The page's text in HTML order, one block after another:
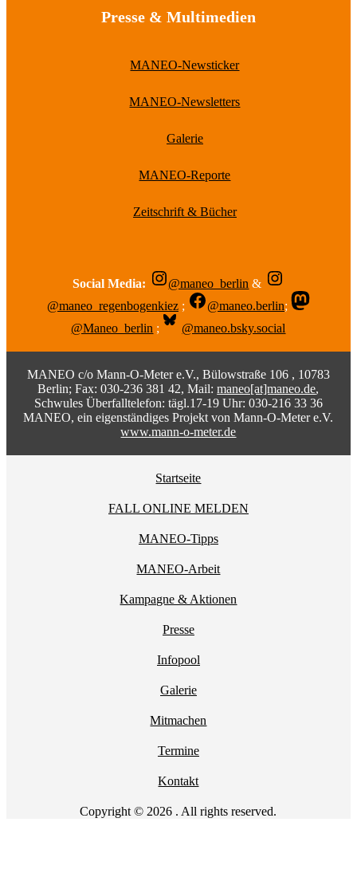
Presse & Multimedien
MANEO-Newsticker
MANEO-Newsletters
Galerie
MANEO-Reporte
Zeitschrift & Bücher
Social Media: @maneo_berlin &
@maneo_regenbogenkiez ; @maneo.berlin;
@Maneo_berlin ; @maneo.bsky.social
MANEO c/o Mann-O-Meter e.V., Bülowstraße 106 , 10783
Berlin; Fax: 030-236 381 42, Mail:maneo[at]maneo.de,
Schwules Überfalltelefon: tägl.17-19 Uhr: 030-216 33 36
MANEO, ein eigenständiges Projekt von Mann-O-Meter e.V.
www.mann-o-meter.de
Startseite
FALL ONLINE MELDEN
MANEO-Tipps
MANEO-Arbeit
Kampagne & Aktionen
Presse
Infopool
Galerie
Mitmachen
Termine
Kontakt
Copyright © 2026 . All rights reserved.